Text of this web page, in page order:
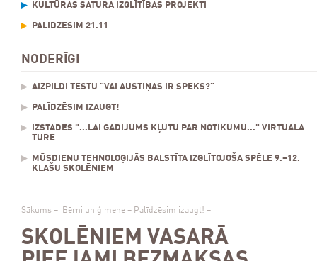
KULTŪRAS SATURA IZGLĪTĪBAS PROJEKTI
PALĪDZĒSIM 21.11
NODERĪGI
AIZPILDI TESTU "VAI AUSTIŅĀS IR SPĒKS?"
PALĪDZĒSIM IZAUGT!
IZSTĀDES "...LAI GADĪJUMS KĻŪTU PAR NOTIKUMU..." VIRTUĀLĀ
TŪRE
MŪSDIENU TEHNOLOĢIJĀS BALSTĪTA IZGLĪTOJOŠA SPĒLE 9.–12.
KLAŠU SKOLĒNIEM
Sākums – Bērni un ģimene – Palīdzēsim izaugt! –
SKOLĒNIEM VASARĀ